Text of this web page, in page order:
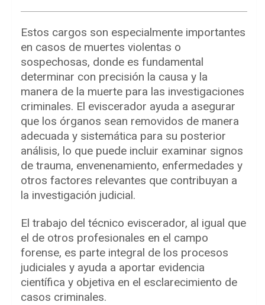
Estos cargos son especialmente importantes
en casos de muertes violentas o
sospechosas, donde es fundamental
determinar con precisión la causa y la
manera de la muerte para las investigaciones
criminales. El eviscerador ayuda a asegurar
que los órganos sean removidos de manera
adecuada y sistemática para su posterior
análisis, lo que puede incluir examinar signos
de trauma, envenenamiento, enfermedades y
otros factores relevantes que contribuyan a
la investigación judicial.
El trabajo del técnico eviscerador, al igual que
el de otros profesionales en el campo
forense, es parte integral de los procesos
judiciales y ayuda a aportar evidencia
científica y objetiva en el esclarecimiento de
casos criminales.